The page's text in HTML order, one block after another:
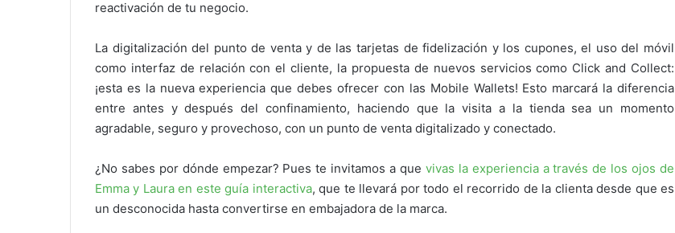
reactivación de tu negocio.
La digitalización del punto de venta y de las tarjetas de fidelización y los cupones, el uso del móvil
como interfaz de relación con el cliente, la propuesta de nuevos servicios como Click and Collect:
¡esta es la nueva experiencia que debes ofrecer con las Mobile Wallets! Esto marcará la diferencia
entre antes y después del confinamiento, haciendo que la visita a la tienda sea un momento
agradable, seguro y provechoso, con un punto de venta digitalizado y conectado.
¿No sabes por dónde empezar? Pues te invitamos a que vivas la experiencia a través de los ojos de
Emma y Laura en este guía interactiva, que te llevará por todo el recorrido de la clienta desde que es
un desconocida hasta convertirse en embajadora de la marca.